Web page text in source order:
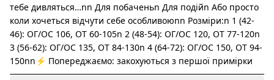
тебе дивляться…nn Для побаченьn Для подійn Або просто
коли хочеться відчути себе особливоюnn Розміри:n 1 (42-
46): ОГ/ОС 106, ОТ 60-105n 2 (48-54): ОГ/ОС 120, ОТ 77-120n
3 (56-62): ОГ/ОС 135, ОТ 84-130n 4 (64-72): ОГ/ОС 150, ОТ 94-
150nn⚡️ Попереджаємо: закохуються з першої примірки